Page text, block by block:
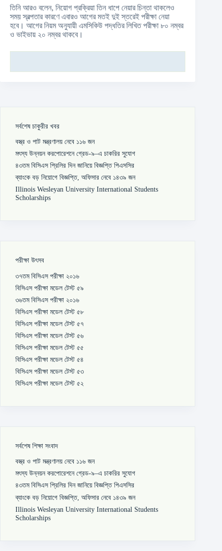
তিনি আরও বলেন, নিয়োগ প্রক্রিয়া তিন ধাপে নেয়ার চিন্তা থাকলেও
সময় স্বল্পতার কারণে এবারও আগের মতই দুই স্তরেই পরীক্ষা নেয়া
হবে। আগের নিয়ম অনুযায়ী এমসিকিউ পদ্ধতির লিখিত পরীক্ষা ৮০ নম্বর
ও ভাইভায় ২০ নম্বর থাকবে।
সর্বশেষ চাকুরীর খবর
বস্ত্র ও পাট মন্ত্রণালয় নেবে ১১৬ জন
মৎস্য উন্নয়ন করপোরেশনে গ্রেড-৯–এ চাকরির সুযোগ
৪৩তম বিসিএস প্রিলির দিন জানিয়ে বিজ্ঞপ্তি পিএসসির
ব্যাংকে বড় নিয়োগে বিজ্ঞপ্তি, অফিসার নেবে ১৪৩৯ জন
Illinois Wesleyan University International Students
Scholarships
পরীক্ষা উৎসব
৩৭তম বিসিএস পরীক্ষা ২০১৬
বিসিএস পরীক্ষা মডেল টেস্ট ৫৯
৩৬তম বিসিএস পরীক্ষা ২০১৬
বিসিএস পরীক্ষা মডেল টেস্ট ৫৮
বিসিএস পরীক্ষা মডেল টেস্ট ৫৭
বিসিএস পরীক্ষা মডেল টেস্ট ৫৬
বিসিএস পরীক্ষা মডেল টেস্ট ৫৫
বিসিএস পরীক্ষা মডেল টেস্ট ৫৪
বিসিএস পরীক্ষা মডেল টেস্ট ৫৩
বিসিএস পরীক্ষা মডেল টেস্ট ৫২
সর্বশেষ শিক্ষা সংবাদ
বস্ত্র ও পাট মন্ত্রণালয় নেবে ১১৬ জন
মৎস্য উন্নয়ন করপোরেশনে গ্রেড-৯–এ চাকরির সুযোগ
৪৩তম বিসিএস প্রিলির দিন জানিয়ে বিজ্ঞপ্তি পিএসসির
ব্যাংকে বড় নিয়োগে বিজ্ঞপ্তি, অফিসার নেবে ১৪৩৯ জন
Illinois Wesleyan University International Students
Scholarships